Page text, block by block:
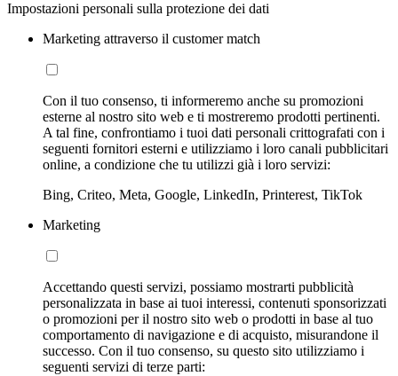
Impostazioni personali sulla protezione dei dati
Marketing attraverso il customer match
Con il tuo consenso, ti informeremo anche su promozioni
esterne al nostro sito web e ti mostreremo prodotti pertinenti.
A tal fine, confrontiamo i tuoi dati personali crittografati con i
seguenti fornitori esterni e utilizziamo i loro canali pubblicitari
online, a condizione che tu utilizzi già i loro servizi:
Bing, Criteo, Meta, Google, LinkedIn, Printerest, TikTok
Marketing
Accettando questi servizi, possiamo mostrarti pubblicità
personalizzata in base ai tuoi interessi, contenuti sponsorizzati
o promozioni per il nostro sito web o prodotti in base al tuo
comportamento di navigazione e di acquisto, misurandone il
successo. Con il tuo consenso, su questo sito utilizziamo i
seguenti servizi di terze parti: